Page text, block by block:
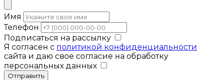
Имя
Телефон
Подписаться на рассылку
Я согласен с политикой конфиденциальности
сайта и даю свое согласие на обработку
персональных данных
Отправить